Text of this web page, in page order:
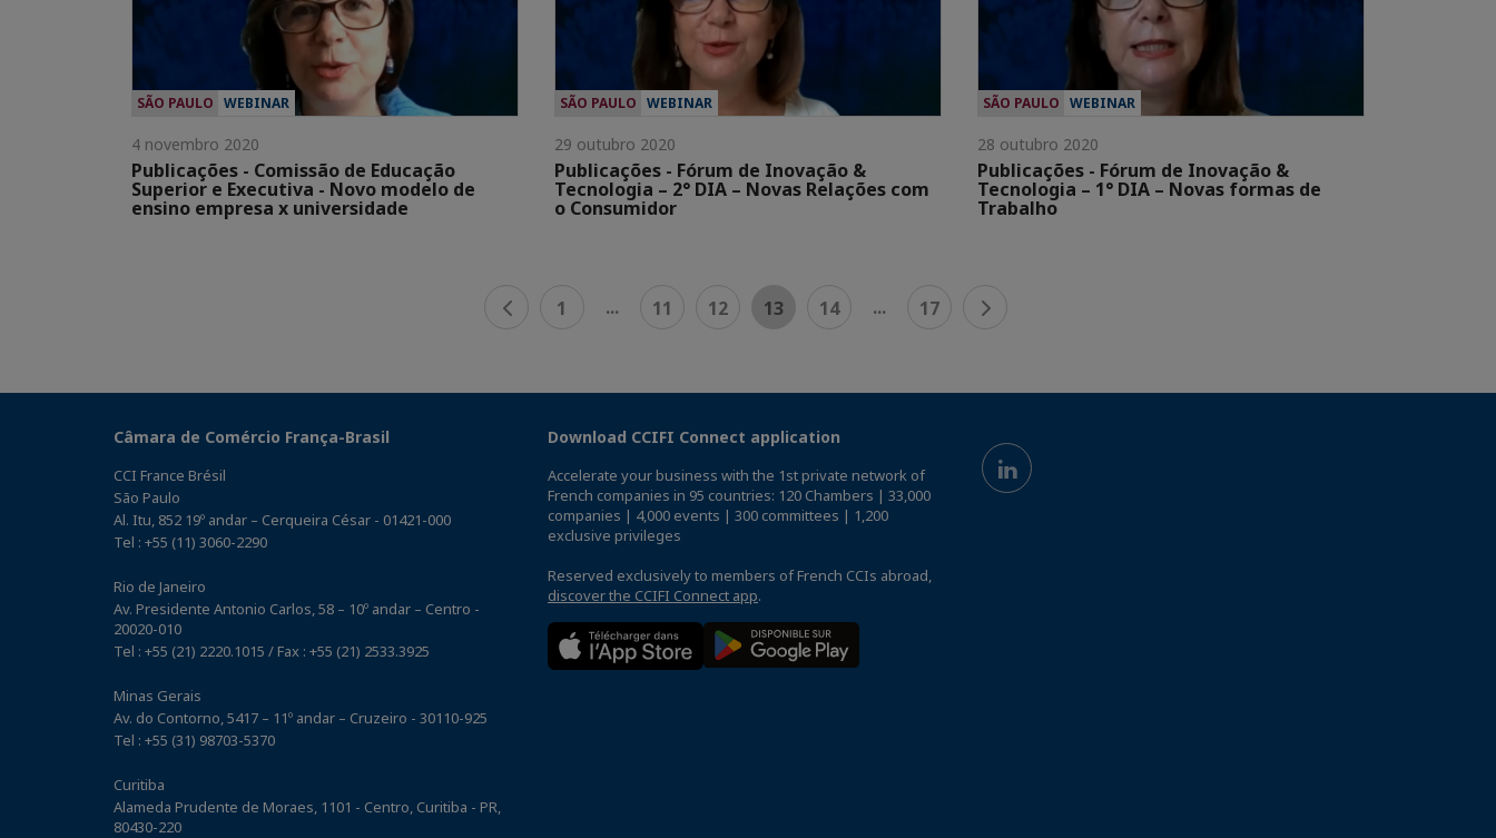
SÃO PAULO WEBINAR
4 novembro 2020
Publicações - Comissão de Educação
Superior e Executiva - Novo modelo de
ensino empresa x universidade
SÃO PAULO WEBINAR
29 outubro 2020
Publicações - Fórum de Inovação &
Tecnologia – 2° DIA – Novas Relações com
o Consumidor
SÃO PAULO WEBINAR
28 outubro 2020
Publicações - Fórum de Inovação &
Tecnologia – 1° DIA – Novas formas de
Trabalho
1 ... 11 12 13 14 ... 17
Câmara de Comércio França-Brasil
CCI France Brésil
São Paulo
Al. Itu, 852 19º andar – Cerqueira César - 01421-000
Tel : +55 (11) 3060-2290
Rio de Janeiro
Av. Presidente Antonio Carlos, 58 – 10º andar – Centro -
20020-010
Tel : +55 (21) 2220.1015 / Fax : +55 (21) 2533.3925
Minas Gerais
Av. do Contorno, 5417 – 11º andar – Cruzeiro - 30110-925
Tel : +55 (31) 98703-5370
Curitiba
Alameda Prudente de Moraes, 1101 - Centro, Curitiba - PR,
80430-220
Download CCIFI Connect application
Accelerate your business with the 1st private network of
French companies in 95 countries: 120 Chambers | 33,000
companies | 4,000 events | 300 committees | 1,200
exclusive privileges
Reserved exclusively to members of French CCIs abroad,
discover the CCIFI Connect app.